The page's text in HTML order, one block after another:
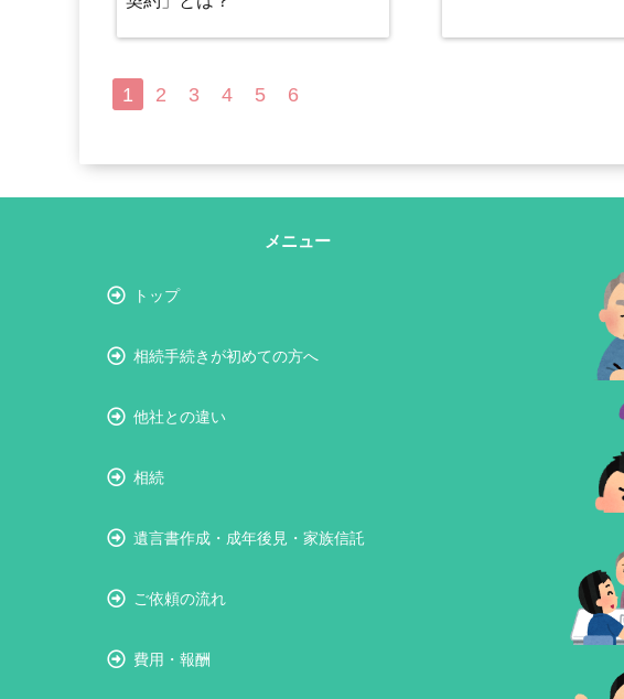
1 2 3 4 5 6
メニュー
トップ
相続手続きが初めての方へ
他社との違い
相続
遺言書作成・成年後見・家族信託
ご依頼の流れ
費用・報酬